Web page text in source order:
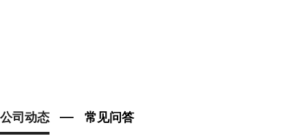
公司动态 常见问答